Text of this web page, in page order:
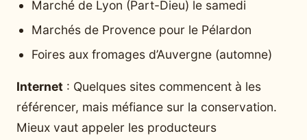
Marché de Lyon (Part-Dieu) le samedi
Marchés de Provence pour le Pélardon
Foires aux fromages d’Auvergne (automne)
Internet : Quelques sites commencent à les
référencer, mais méfiance sur la conservation.
Mieux vaut appeler les producteurs